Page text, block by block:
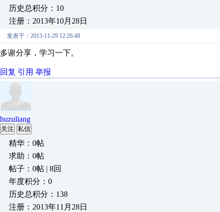
历史总积分：10
注册：2013年10月28日
发表于：2013-11-29 12:26:48
多谢分享，学习一下。
回复 引用 举报
huzuliang
关注 私信
精华：0帖
求助：0帖
帖子：0帖 | 8回
年度积分：0
历史总积分：138
注册：2013年11月28日